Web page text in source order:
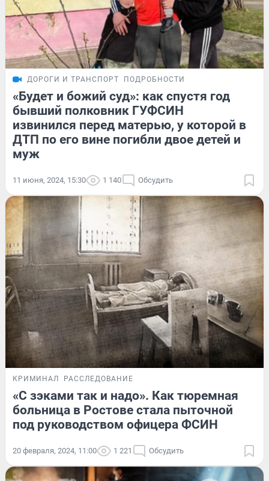
ДОРОГИ И ТРАНСПОРТ ПОДРОБНОСТИ
«Будет и божий суд»: как спустя год
бывший полковник ГУФСИН
извинился перед матерью, у которой в
ДТП по его вине погибли двое детей и
муж
11 июня, 2024, 15:30 1 140 Обсудить
КРИМИНАЛ РАССЛЕДОВАНИЕ
«С зэками так и надо». Как тюремная
больница в Ростове стала пыточной
под руководством офицера ФСИН
20 февраля, 2024, 11:00 1 221 Обсудить